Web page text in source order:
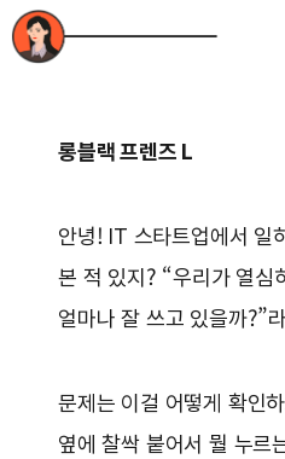
롱블랙 프렌즈 L
안녕! IT 스타트업에서 일
본 적 있지? “우리가 열심
얼마나 잘 쓰고 있을까?”
문제는 이걸 어떻게 확인
옆에 찰싹 붙어서 뭘 누르